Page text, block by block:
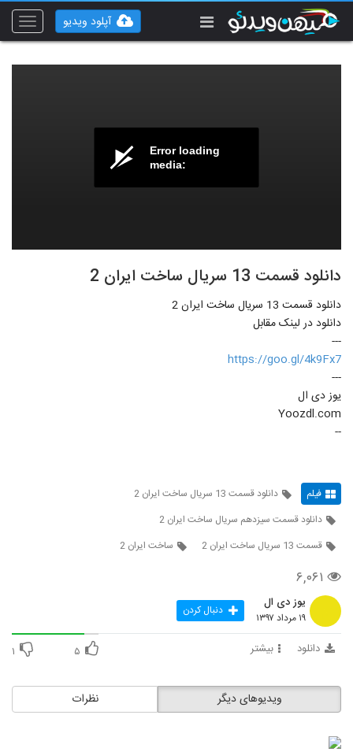
Toggle
آپلود ویدیو
Error loading
media:
دانلود قسمت 13 سریال ساخت ایران 2
دانلود قسمت 13 سریال ساخت ایران 2
دانلود در لینک مقابل
---
https://goo.gl/4k9Fx7
---
یوز دی ال
Yoozdl.com
--
فیلم
دانلود قسمت 13 سریال ساخت ایران 2
دانلود قسمت سیزدهم سریال ساخت ایران 2
قسمت 13 سریال ساخت ایران 2
ساخت ایران 2
۶,۰۶۱
یوز دی ال
۱۹ مرداد ۱۳۹۷ دنبال کردن
دانلود بیشتر ۵ ۱
نظرات ویدیوهای دیگر